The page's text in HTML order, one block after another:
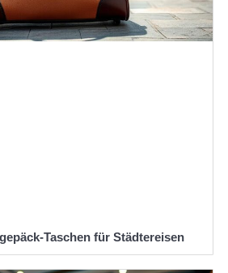
Taschen für Städtereisen